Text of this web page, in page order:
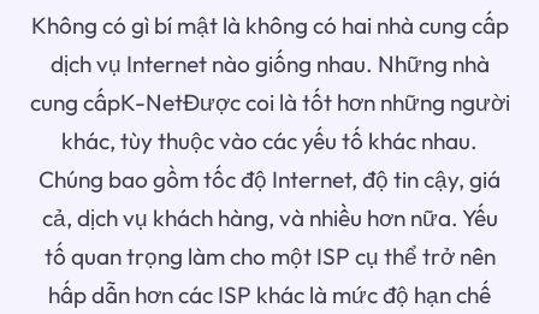
Không có gì bí mật là không có hai nhà cung cấp
dịch vụ Internet nào giống nhau. Những nhà
cung cấpK-NetĐược coi là tốt hơn những người
khác, tùy thuộc vào các yếu tố khác nhau.
Chúng bao gồm tốc độ Internet, độ tin cậy, giá
cả, dịch vụ khách hàng, và nhiều hơn nữa. Yếu
tố quan trọng làm cho một ISP cụ thể trở nên
hấp dẫn hơn các ISP khác là mức độ hạn chế